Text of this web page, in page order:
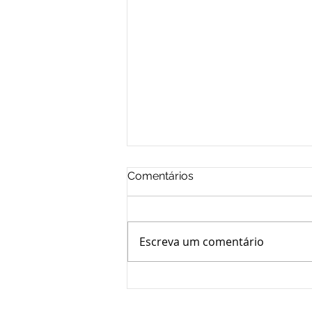
Comentários
Escreva um comentário